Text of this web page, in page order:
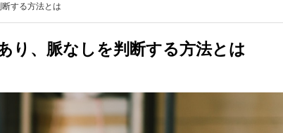
する方法とは
り、脈なしを判断する方法とは